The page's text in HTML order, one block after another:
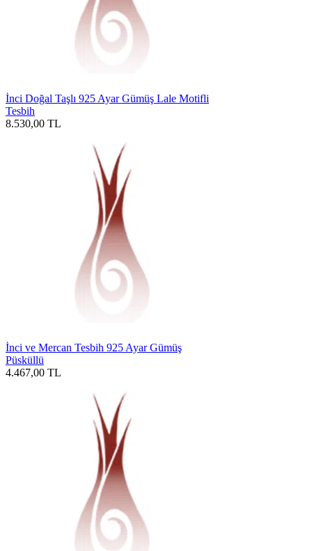
İnci Doğal Taşlı 925 Ayar Gümüş Lale Motifli
Tesbih
8.530,00 TL
İnci ve Mercan Tesbih 925 Ayar Gümüş
Püsküllü
4.467,00 TL